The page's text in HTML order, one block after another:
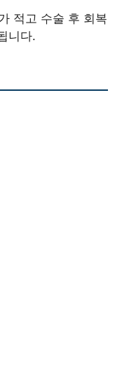
적고 수술 후 회복
니다.